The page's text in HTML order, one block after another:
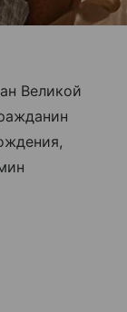
Великой